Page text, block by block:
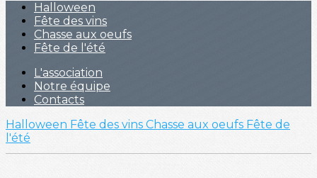
Halloween
Fête des vins
Chasse aux oeufs
Fête de l'été
L'association
Notre équipe
Contacts
Halloween Fête des vins Chasse aux oeufs Fête de
l'été